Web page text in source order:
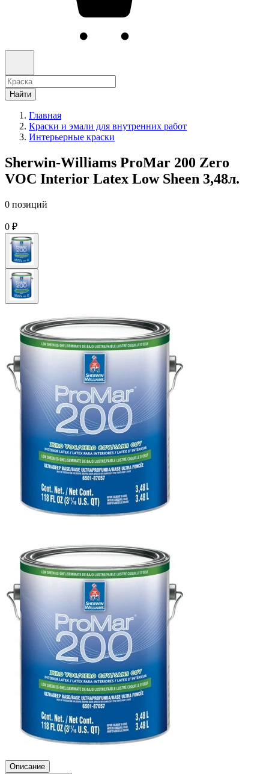
Найти
Главная
Краски и эмали для внутренних работ
Интерьерные краски
Sherwin-Williams ProMar 200 Zero
VOC Interior Latex Low Sheen 3,48л.
0 позиций
0 ₽
Описание